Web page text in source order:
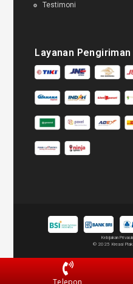
Testimoni
Layanan Pengiriman
Kebijakan Privasi
© 2025 Kreasi
Telepon